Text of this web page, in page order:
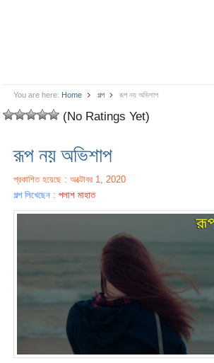
You are here: Home গল্প রূপ নয় অভিশাপ
(No Ratings Yet)
রূপ নয় অভিশাপ
প্রকাশিত হয়েছে : অক্টোবর 1, 2020
গল্প লিখেছেন :পলাশ মাহাত